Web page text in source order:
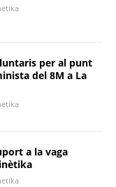
per al punt
del 8M a La
a la vaga